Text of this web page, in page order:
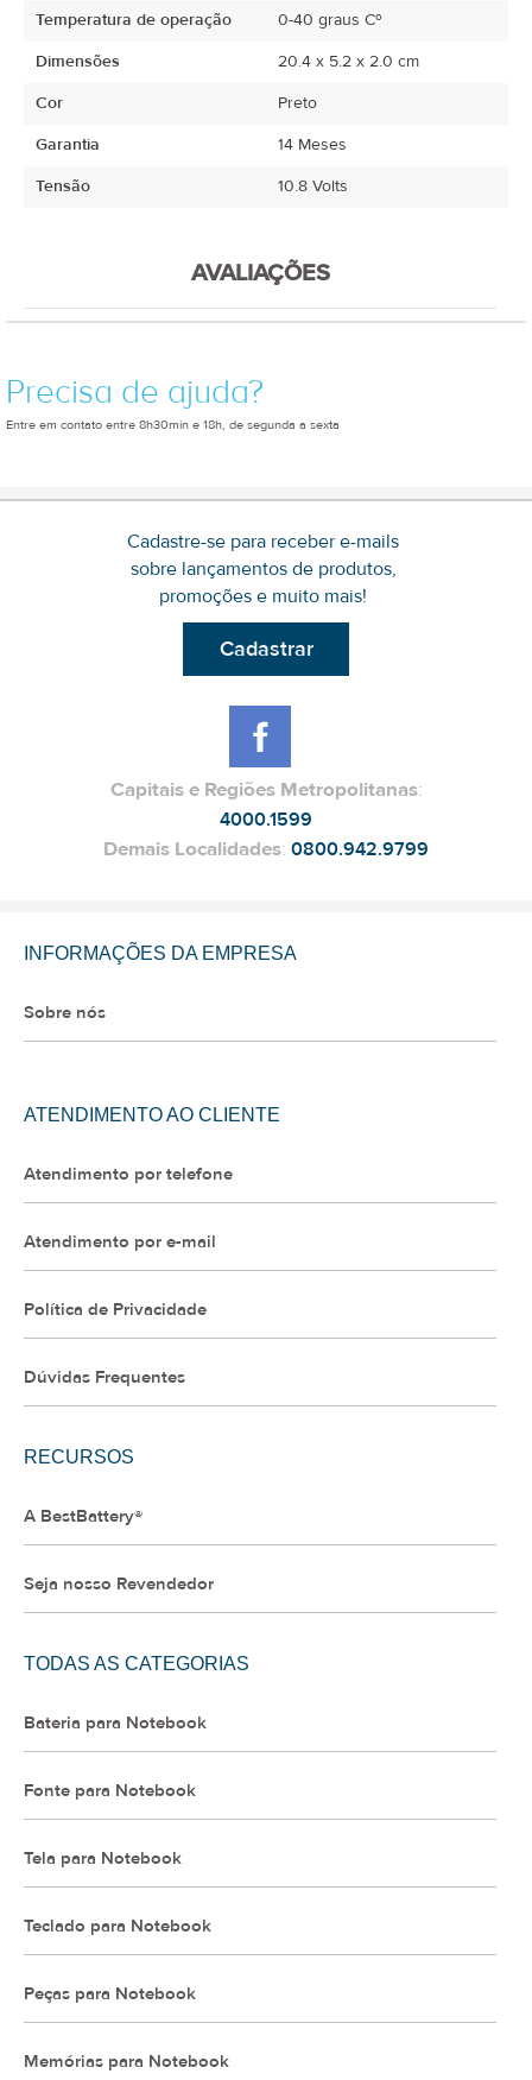
Temperatura de operação
0-40 graus Cº
Dimensões
20.4 x 5.2 x 2.0 cm
Cor
Preto
Garantia
14 Meses
Tensão
10.8 Volts
AVALIAÇÕES
Precisa de ajuda?
Entre em contato entre 8h30min e 18h, de segunda a sexta
Cadastre-se para receber e-mails
sobre lançamentos de produtos,
promoções e muito mais!
Cadastrar
Capitais e Regiões Metropolitanas:
4000.1599
Demais Localidades: 0800.942.9799
INFORMAÇÕES DA EMPRESA
Sobre nós
ATENDIMENTO AO CLIENTE
Atendimento por telefone
Atendimento por e-mail
Política de Privacidade
Dúvidas Frequentes
RECURSOS
A BestBattery®
Seja nosso Revendedor
TODAS AS CATEGORIAS
Bateria para Notebook
Fonte para Notebook
Tela para Notebook
Teclado para Notebook
Peças para Notebook
Memórias para Notebook